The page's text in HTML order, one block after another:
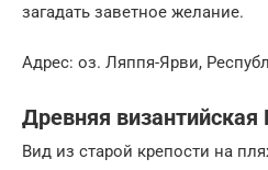
загадать заветное желание.
Адрес: оз. Ляппя-Ярви,
Древняя византийская
Вид из старой крепости на